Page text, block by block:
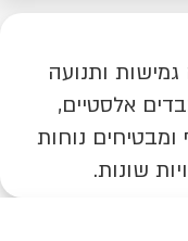
גמישות ותנועה
אלסטיים,
נוחות
שונות.